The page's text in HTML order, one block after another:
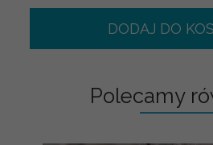
DODAJ DO
Polecamy